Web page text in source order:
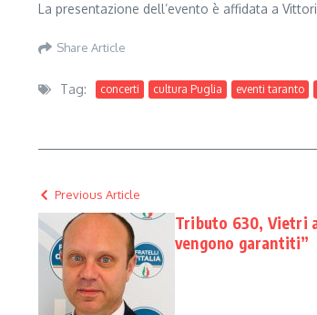
La presentazione dell’evento è affidata a
Share Article
Tag: concerti cultura Puglia eventi taranto
Previous Article
Tributo 630, Vietri
vengono garantiti”